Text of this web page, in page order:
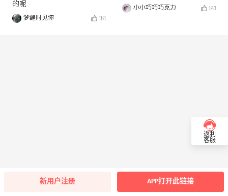
的呢
梦醒时见你 181
小小巧巧巧克力 143
返利
客服
新用户注册 APP打开此链接